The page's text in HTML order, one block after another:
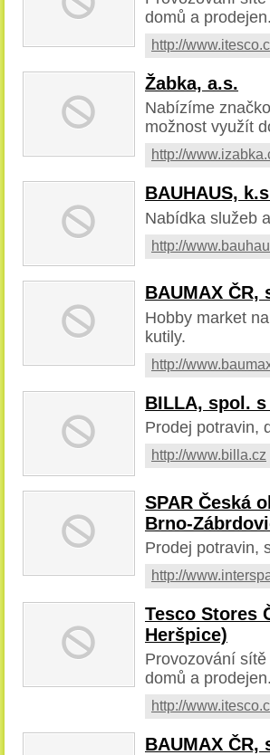
domů a prodejen.
http://
Žabka, a.s.
Nabízíme
možnost využít
http://
BAUHAUS,
Nabídka služeb
http://
BAUMAX
Hobby market
kutily.
http://
BILLA, spol.
Prodej potravin,
http://www.billa.cz
SPAR Česká
Brno-
Prodej potravin,
http://
Tesco Stores
Heršpice)
Provozování
domů a prodejen.
http://
BAUMAX